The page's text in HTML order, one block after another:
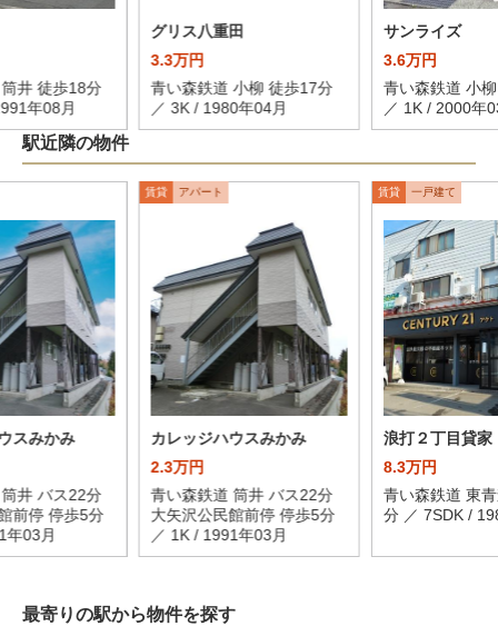
井 徒歩18分
年08月
グリス八重田
3.3万円
青い森鉄道 小柳 徒歩17分
／ 3K / 1980年04月
サンライズ
3.6万円
青い森鉄道 小
／ 1K / 2000年
駅近隣の物件
スみかみ
井 バス22分
前停 停歩5分
年03月
賃貸 アパート
カレッジハウスみかみ
2.3万円
青い森鉄道 筒井 バス22分
大矢沢公民館前停 停歩5分
／ 1K / 1991年03月
賃貸 一戸建て
浪打２丁目貸家
8.3万円
青い森鉄道 東
分 ／ 7SDK /
最寄りの駅から物件を探す